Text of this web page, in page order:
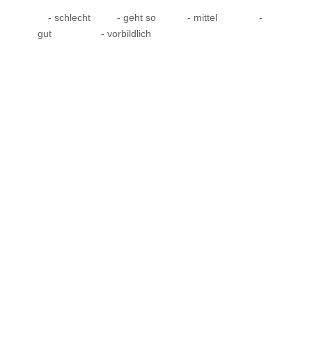
- schlecht - geht so - mittel
-
gut
- vorbildlich